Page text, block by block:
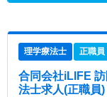
理学療法士 正職員
合同会社iLIFE
法士求人(正職員)